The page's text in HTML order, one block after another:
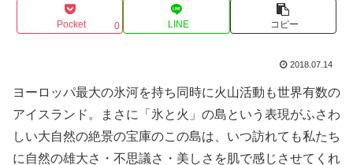
Pocket 0 LINE コピー
2018.07.14
ヨーロッパ最大の氷河を持ち同時に火山活動も世界有数の
アイスランド。まさに「氷と火」の島という表現がふさわ
しい大自然の絶景の宝庫のこの島は、いつ訪れても私たち
に自然の雄大さ・不思議さ・美しさを肌で感じさせてくれ